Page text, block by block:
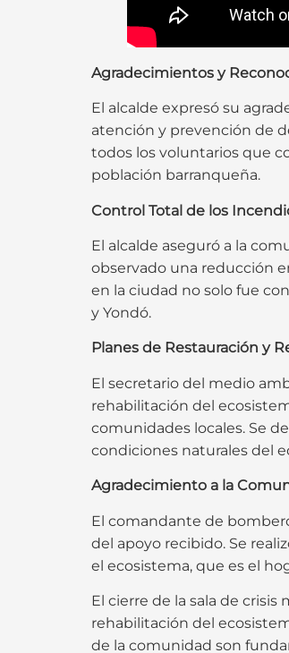
Agradecimientos y
El alcalde expresó su
atención y prevención de
todos los voluntarios que
población barranqueña.
Control Total de los
El alcalde aseguró a la
observado una reducción
en la ciudad no solo fue
y Yondó.
Planes de Restauración y
El secretario del medio
rehabilitación del
comunidades locales. Se
condiciones naturales del
Agradecimiento a la
El comandante de
del apoyo recibido. Se
el ecosistema, que es el
El cierre de la sala de
rehabilitación del
de la comunidad son